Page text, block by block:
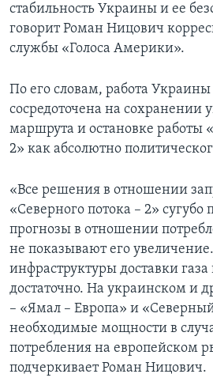
стабильность Украины и ее
говорит Роман Ницович
службы «Голоса Америки».
По его словам, работа
сосредоточена на сохранении
маршрута и остановке работы
2» как абсолютно
«Все решения в отношении
«Северного потока – 2» сугубо
прогнозы в отношении
не показывают его
инфраструктуры доставки
достаточно. На украинском и
– «Ямал – Европа» и «Северный
необходимые мощности в
потребления на европейском
подчеркивает Роман Ницович.